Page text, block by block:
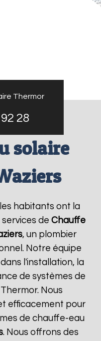
Thermor
28
solaire
habitants ont la
de Chauffe
, un plombier
Notre équipe
l'installation, la
de systèmes de
Nous
efficacement pour
de chauffe-eau
. Nous offrons des